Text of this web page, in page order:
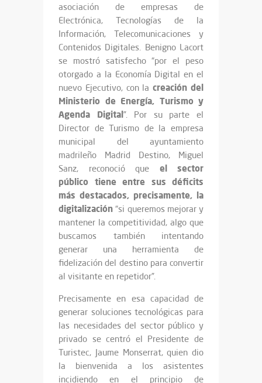
asociación de empresas de
Electrónica, Tecnologías de la
Información, Telecomunicaciones y
Contenidos Digitales. Benigno Lacort
se mostró satisfecho “por el peso
otorgado a la Economía Digital en el
nuevo Ejecutivo, con lacreación del
Ministerio de Energía, Turismo y
Agenda Digital”. Por su parte el
Director de Turismo de la empresa
municipal del ayuntamiento
madrileño Madrid Destino, Miguel
Sanz, reconoció que el sector
público tiene entre sus déficits
más destacados, precisamente, la
digitalización “si queremos mejorar y
mantener la competitividad, algo que
buscamos también intentando
generar una herramienta de
fidelización del destino para convertir
al visitante en repetidor”.
Precisamente en esa capacidad de
generar soluciones tecnológicas para
las necesidades del sector público y
privado se centró el Presidente de
Turistec, Jaume Monserrat, quien dio
la bienvenida a los asistentes
incidiendo en el principio de